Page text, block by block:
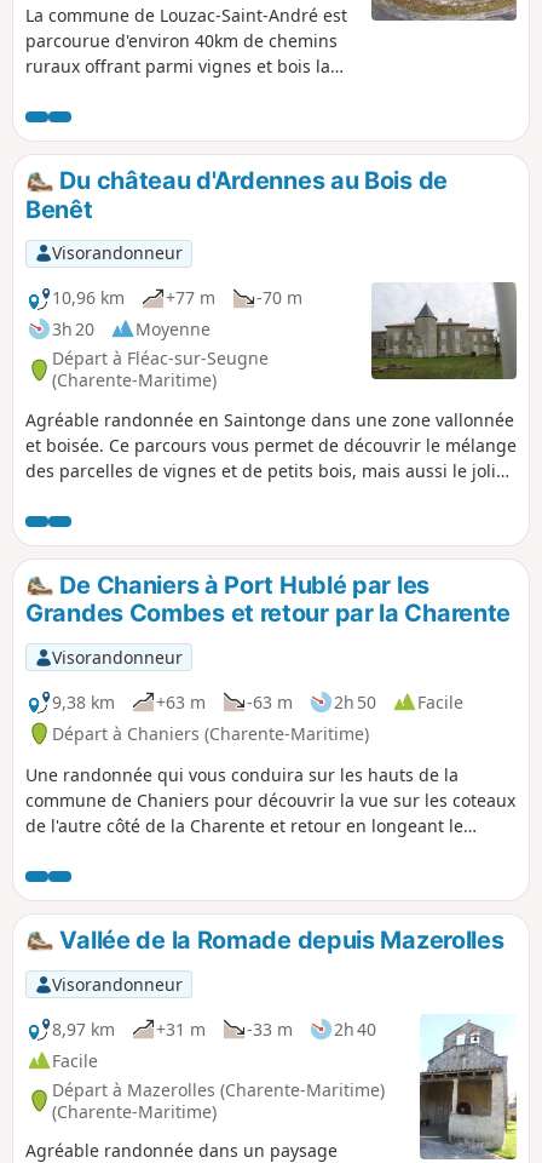
La commune de Louzac-Saint-André est
parcourue d'environ 40km de chemins
ruraux offrant parmi vignes et bois la
diversité de paysages. La paisible Vallée
de la Croix en est un exemple
remarquable unanimement reconnu
comme représentatif du patrimoine
naturel historique des Borderies.
Randonneurs et promeneurs, partez à
sa découverte ou réappropriez-le vous
avec l’itinéraire ici proposé accessible à
tous.
Du château d'Ardennes au Bois de
Benêt
Visorandonneur
10,96 km
+77 m
-70 m
3h 20
Moyenne
Départ à Fléac-sur-Seugne
(Charente-Maritime)
Agréable randonnée en Saintonge dans une zone vallonnée
et boisée. Ce parcours vous permet de découvrir le mélange
des parcelles de vignes et de petits bois, mais aussi le joli
bâtiments traditionnels.
De Chaniers à Port Hublé par les
Grandes Combes et retour par la Charente
Visorandonneur
9,38 km
+63 m -63 m 2h 50
Facile
Départ à Chaniers (Charente-Maritime)
Une randonnée qui vous conduira sur les hauts de la
commune de Chaniers pour découvrir la vue sur les coteaux
de l'autre côté de la Charente et retour en longeant le
Vallée de la Romade depuis Mazerolles
Visorandonneur
8,97 km
+31 m -33 m
2h 40
Facile
Départ à Mazerolles (Charente-Maritime)
(Charente-Maritime)
Agréable randonnée dans un paysage